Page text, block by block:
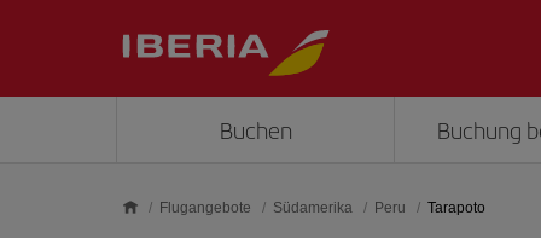
Buchen Buchung
Flugangebote Südamerika Peru Tarapoto